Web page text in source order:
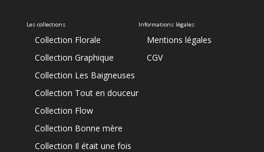
Les collections
Collection Florale
Collection Graphique
Collection Les Baigneuses
Collection Tout en douceur
Collection Flow
Collection Bonne mère
Collection Il était une fois
Informations légales
Mentions légales
CGV